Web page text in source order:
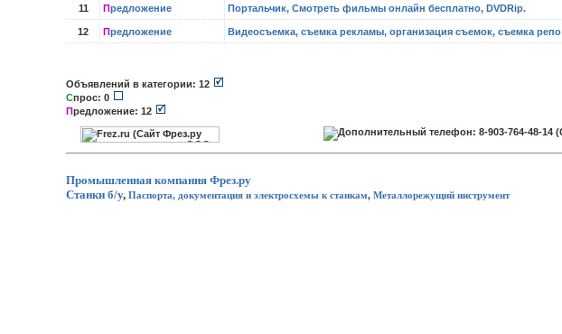
11 Предложение Портальчик, Смотреть фильмы онлайн бесплатно, DVDRip.
12 Предложение Видеосъемка, съемка рекламы, организация съемок, съемка репо
Объявлений в категории: 12
Спрос: 0
Предложение: 12
Промышленная компания Фрез.ру
Станки б/у, Паспорта, документация и электросхемы к станкам, Металлорежущий инструмент